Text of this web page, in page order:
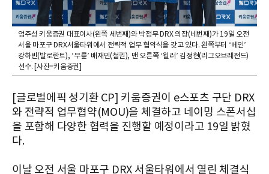
엄주성 키움증권 대표이사(왼쪽 세번째)와 박정무 DRX 의장(네번째)가 19일 오전
서울 마포구 DRX서울타워에서 전략적 업무 협약식을 갖고 있다. 왼쪽부터 ‘베인’
강하빈(발로란트), ‘무릎’ 배재민(철권), 맨 오른쪽 ‘윌러’ 김정현(리그오브레전드)
선수. [사진=키움증권]
[글로벌에픽 성기환 CP] 키움증권이 e스포츠 구단 DRX
와 전략적 업무협약(MOU)을 체결하고 네이밍 스폰서십
을 포함해 다양한 협력을 진행할 예정이라고 19일 밝혔
다.
이날 오전 서울 마포구 DRX 서울타워에서 열린 체결식